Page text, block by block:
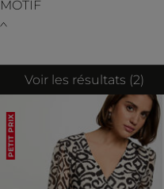
MOTIF
Voir les résultats (2)
PETIT PRIX